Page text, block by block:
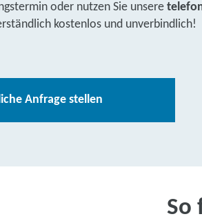
oder nutzen Sie unsere
kostenlos und unverbindlich!
Anfrage stellen
So